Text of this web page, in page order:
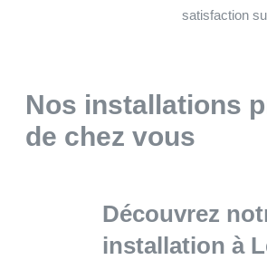
satisfaction
Nos installations
de chez vous
Découvrez
installation à